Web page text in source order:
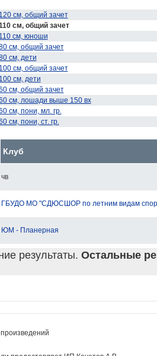
120 см, общий зачет
см, общий зачет
110 см, юноши
см, общий зачет
см, дети
100 см, общий зачет
100 см, дети
см, общий зачет
см, лошади выше 150 вх
см, пони, мл. гр.
см, пони, ст. гр.
Клуб
чв
ГБУДО МО "СДЮСШОР по летним видам
ЮМ - Планерная
результаты. Остальные